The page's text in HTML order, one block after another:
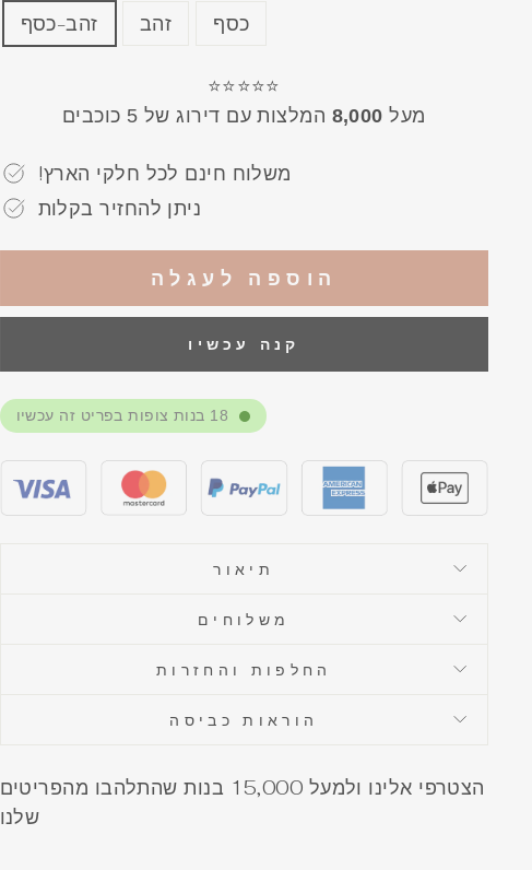
זהב-כסף זהב כסף
⭐⭐⭐⭐⭐
מעל 8,000 המלצות עם דירוג של 5 כוכבים
!משלוח חינם לכל חלקי הארץ
ניתן להחזיר בקלות
הוספה לעגלה
קנה עכשיו
18 בנות צופות בפריט זה עכשיו
תיאור
משלוחים
החלפות והחזרות
הוראות כביסה
הצטרפי אלינו ולמעל 15,000 בנות שהתלהבו מהפריטים
שלנו